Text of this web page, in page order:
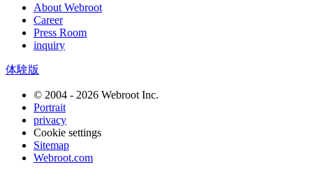
About Webroot
Career
Press Room
inquiry
体験版
© 2004 - 2026 Webroot Inc.
Portrait
privacy
Cookie settings
Sitemap
Webroot.com